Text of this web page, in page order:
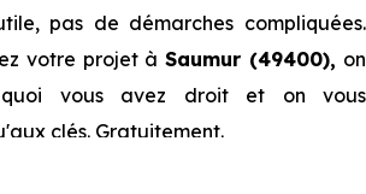
pas de démarches compliquées.
votre projet àSaumur (49400), on
vous avez droit et on vous
clés. Gratuitement.